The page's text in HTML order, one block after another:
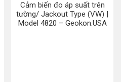
Cảm biến đo áp suất trên
tường/ Jackout Type (VW) |
Model 4820 – Geokon.USA